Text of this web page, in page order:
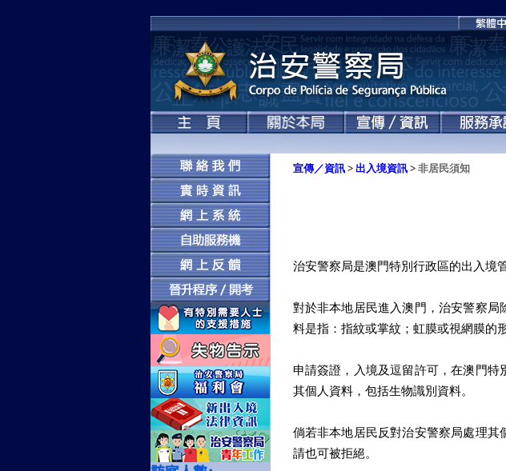
宣傳／資訊> 出入境資訊> 非居民須知
治安警察局是澳門特別行政區的出入境
對於非本地居民進入澳門，治安警察
料是指：指紋或掌紋；虹膜或視網膜的
申請簽證，入境及逗留許可，在澳門
其個人資料，包括生物識別資料。
倘若非本地居民反對治安警察局處理
請也可被拒絕。